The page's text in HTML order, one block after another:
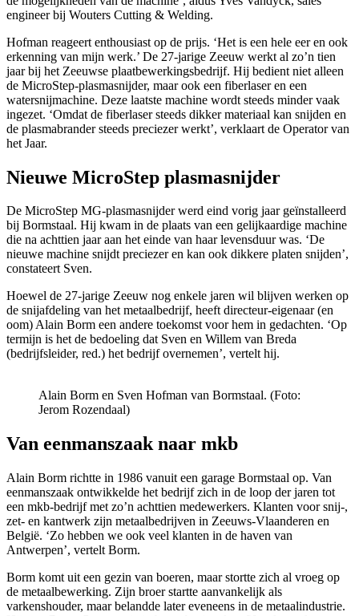
engineer bij Wouters Cutting & Welding.
Hofman reageert enthousiast op de prijs. ‘Het is een hele eer en ook
erkenning van mijn werk.’ De 27-jarige Zeeuw werkt al zo’n tien
jaar bij het Zeeuwse plaatbewerkingsbedrijf. Hij bedient niet alleen
de MicroStep-plasmasnijder, maar ook een fiberlaser en een
watersnijmachine. Deze laatste machine wordt steeds minder vaak
ingezet. ‘Omdat de fiberlaser steeds dikker materiaal kan snijden en
de plasmabrander steeds preciezer werkt’, verklaart de Operator van
het Jaar.
Nieuwe MicroStep plasmasnijder
De MicroStep MG-plasmasnijder werd eind vorig jaar geïnstalleerd
bij Bormstaal. Hij kwam in de plaats van een gelijkaardige machine
die na achttien jaar aan het einde van haar levensduur was. ‘De
nieuwe machine snijdt preciezer en kan ook dikkere platen snijden’,
constateert Sven.
Hoewel de 27-jarige Zeeuw nog enkele jaren wil blijven werken op
de snijafdeling van het metaalbedrijf, heeft directeur-eigenaar (en
oom) Alain Borm een andere toekomst voor hem in gedachten. ‘Op
termijn is het de bedoeling dat Sven en Willem van Breda
(bedrijfsleider, red.) het bedrijf overnemen’, vertelt hij.
Alain Borm en Sven Hofman van Bormstaal. (Foto:
Jerom Rozendaal)
Van eenmanszaak naar mkb
Alain Borm richtte in 1986 vanuit een garage Bormstaal op. Van
eenmanszaak ontwikkelde het bedrijf zich in de loop der jaren tot
een mkb-bedrijf met zo’n achttien medewerkers. Klanten voor snij-,
zet- en kantwerk zijn metaalbedrijven in Zeeuws-Vlaanderen en
België. ‘Zo hebben we ook veel klanten in de haven van
Antwerpen’, vertelt Borm.
Borm komt uit een gezin van boeren, maar stortte zich al vroeg op
de metaalbewerking. Zijn broer startte aanvankelijk als
varkenshouder, maar belandde later eveneens in de metaalindustrie.